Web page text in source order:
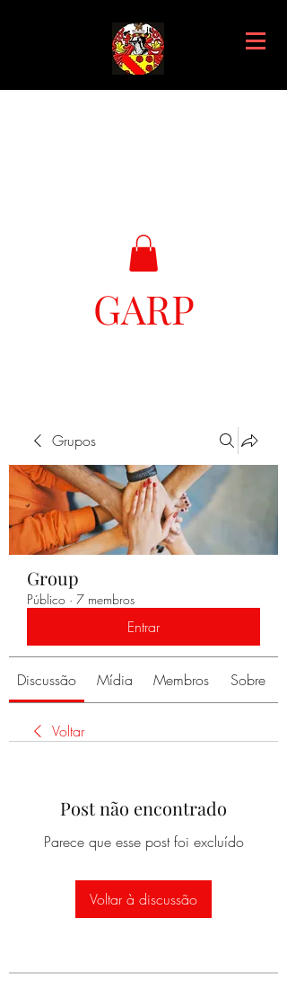
GARP
Grupos
Group
Público · 7 membros
Entrar
Discussão Mídia Membros Sobre
Voltar
Post não encontrado
Parece que esse post foi excluído
Voltar à discussão